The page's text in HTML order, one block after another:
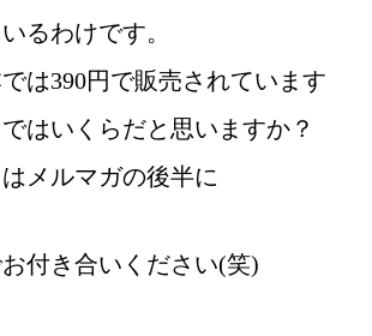
るわけです。
は390円で販売されています
はいくらだと思いますか？
メルマガの後半に
付き合いください(笑)